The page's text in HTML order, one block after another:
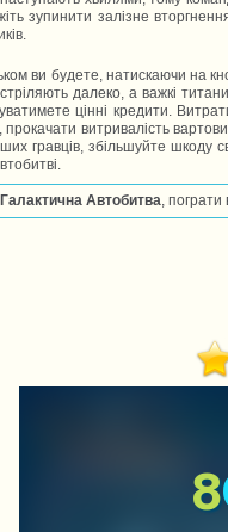
зупинити залізне
ви будете, натискаючи на
далеко, а важкі
цінні кредити.
прокачати витривалість
гравців, збільшуйте шкоду
Галактична Автобитва, пограти